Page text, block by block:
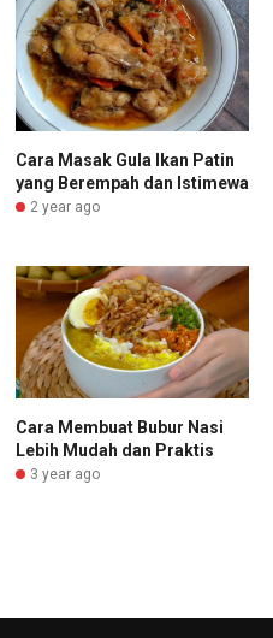
Cara Masak Gula Ikan Patin
yang Berempah dan Istimewa
2 year ago
Cara Membuat Bubur Nasi
Lebih Mudah dan Praktis
3 year ago